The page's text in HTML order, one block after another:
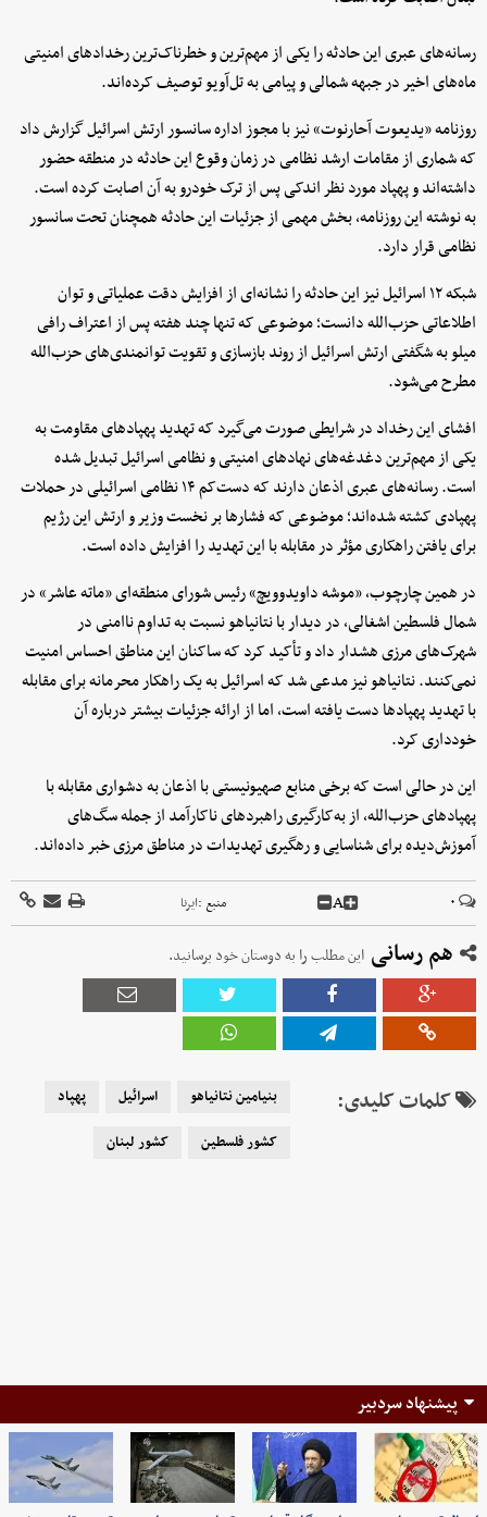
رسانه‌های عبری این حادثه را یکی از مهم‌ترین و خطرناک‌ترین رخدادهای امنیتی
ماه‌های اخیر در جبهه شمالی و پیامی به تل‌آویو توصیف کرده‌اند.
روزنامه «یدیعوت آحارنوت» نیز با مجوز اداره سانسور ارتش اسرائیل گزارش داد
که شماری از مقامات ارشد نظامی در زمان وقوع این حادثه در منطقه حضور
داشته‌اند و پهپاد مورد نظر اندکی پس از ترک خودرو به آن اصابت کرده است.
به نوشته این روزنامه، بخش مهمی از جزئیات این حادثه همچنان تحت سانسور
نظامی قرار دارد.
شبکه ۱۲ اسرائیل نیز این حادثه را نشانه‌ای از افزایش دقت عملیاتی و توان
اطلاعاتی حزب‌الله دانست؛ موضوعی که تنها چند هفته پس از اعتراف رافی
میلو به شگفتی ارتش اسرائیل از روند بازسازی و تقویت توانمندی‌های حزب‌الله
مطرح می‌شود.
افشای این رخداد در شرایطی صورت می‌گیرد که تهدید پهپادهای مقاومت به
یکی از مهم‌ترین دغدغه‌های نهادهای امنیتی و نظامی اسرائیل تبدیل شده
است. رسانه‌های عبری اذعان دارند که دست‌کم ۱۴ نظامی اسرائیلی در حملات
پهپادی کشته شده‌اند؛ موضوعی که فشارها بر نخست وزیر و ارتش این رژیم
برای یافتن راهکاری مؤثر در مقابله با این تهدید را افزایش داده است.
در همین چارچوب، «موشه داویدوویچ» رئیس شورای منطقه‌ای «ماته عاشر» در
شمال فلسطین اشغالی، در دیدار با نتانیاهو نسبت به تداوم ناامنی در
شهرک‌های مرزی هشدار داد و تأکید کرد که ساکنان این مناطق احساس امنیت
نمی‌کنند. نتانیاهو نیز مدعی شد که اسرائیل به یک راهکار محرمانه برای مقابله
با تهدید پهپادها دست یافته است، اما از ارائه جزئیات بیشتر درباره آن
خودداری کرد.
این در حالی است که برخی منابع صهیونیستی با اذعان به دشواری مقابله با
پهپادهای حزب‌الله، از به‌کارگیری راهبردهای ناکارآمد از جمله سگ‌های
آموزش‌دیده برای شناسایی و رهگیری تهدیدات در مناطق مرزی خبر داده‌اند.
۰ A منبع :ایرنا
هم رسانی این مطلب را به دوستان خود برسانید.
کلمات کلیدی: بنیامین نتانیاهو اسرائیل
پهپاد
کشور فلسطین
کشور لبنان
پیشنهاد سردبیر